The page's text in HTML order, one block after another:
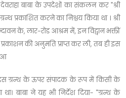
देवराहा बाबा के उपदेशों का संकलन कर "श्री
प्रकाशित करने का निश्चय किया था । श्री
के, लार-रोड आश्रम में, इन विद्वान भक्तीं
की अनुमति प्राप्त कर ली, तब ही इस
इस ग्रन्थ के ऊपर संपादक के रूप में किसी के
बाबा ने यह भी निर्देश दिया- "ग्रन्थ के